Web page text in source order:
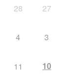
27
28
3
4
10
11